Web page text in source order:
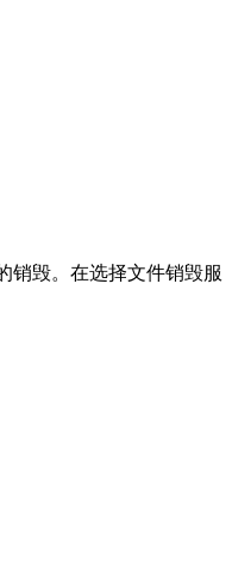
销毁。在选择文件销毁服